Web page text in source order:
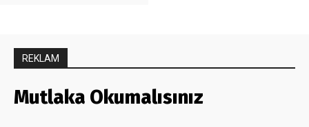
REKLAM
Mutlaka Okumalısınız